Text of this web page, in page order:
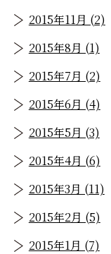
2015年11月 (2)
2015年8月 (1)
2015年7月 (2)
2015年6月 (4)
2015年5月 (3)
2015年4月 (6)
2015年3月 (11)
2015年2月 (5)
2015年1月 (7)